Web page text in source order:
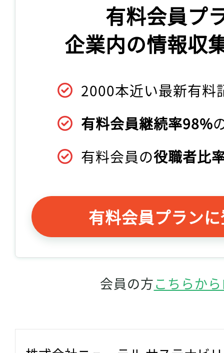
有料会員プ
企業内の情報収
2000本近い最新有料
有料会員継続率98%
有料会員の役職者比
有料会員プラン
会員の方こちらか